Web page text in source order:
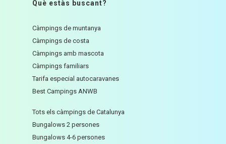
Què estàs buscant?
Càmpings de muntanya
Càmpings de costa
Càmpings amb mascota
Càmpings familiars
Tarifa especial autocaravanes
Best Campings ANWB
Tots els càmpings de Catalunya
Bungalows 2 persones
Bungalows 4-6 persones